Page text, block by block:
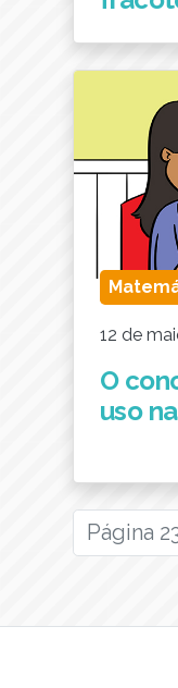
12 de
O
uso
Página